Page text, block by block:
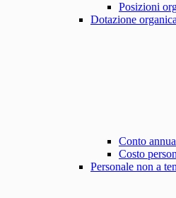
Posizioni
Dotazione organica
Conto
Costo
Personale non a